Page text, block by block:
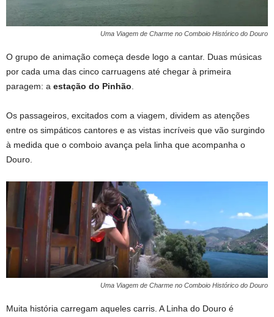
Uma Viagem de Charme no Comboio Histórico do Douro
O grupo de animação começa desde logo a cantar. Duas músicas
por cada uma das cinco carruagens até chegar à primeira
paragem: a estação do Pinhão
Os passageiros, excitados com a viagem, dividem as atenções
entre os simpáticos cantores e as vistas incríveis que vão surgindo
à medida que o comboio avança pela linha que acompanha o
Douro.
Uma Viagem de Charme no Comboio Histórico do Douro
Muita história carregam aqueles carris. A Linha do Douro é